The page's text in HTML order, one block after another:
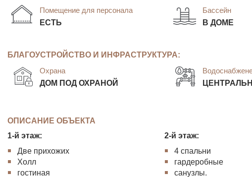
Помещение для персонала
ЕСТЬ
Бассейн
В ДОМЕ
БЛАГОУСТРОЙСТВО И ИНФРАСТРУКТУРА:
Охрана
ДОМ ПОД ОХРАНОЙ
ОПИСАНИЕ ОБЪЕКТА
1-й этаж:
Две прихожих
Холл
гостиная
2-й этаж:
4 спальни
гардеробные
санузлы.